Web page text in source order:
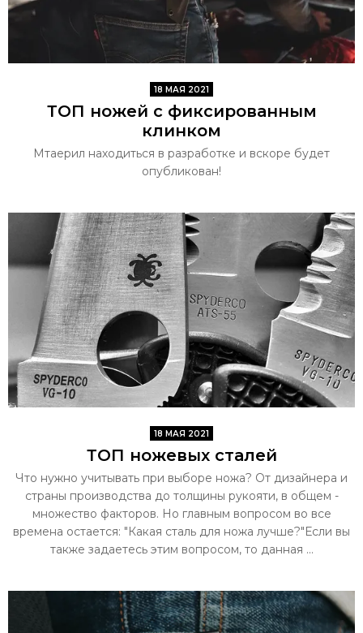
18 МАЯ 2021
ТОП ножей с фиксированным
клинком
Мтаерил находиться в разработке и вскоре будет
опубликован!
18 МАЯ 2021
ТОП ножевых сталей
Что нужно учитывать при выборе ножа? От дизайнера и
страны производства до толщины рукояти, в общем -
множество факторов. Но главным вопросом во все
времена остается: "Какая сталь для ножа лучше?"Если вы
также задаетесь этим вопросом, то данная ...